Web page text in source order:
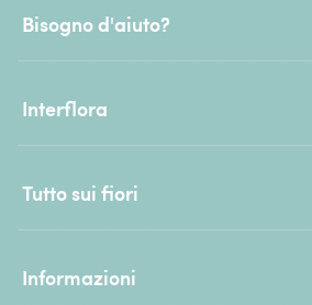
Bisogno d'aiuto?
Interflora
Tutto sui fiori
Informazioni